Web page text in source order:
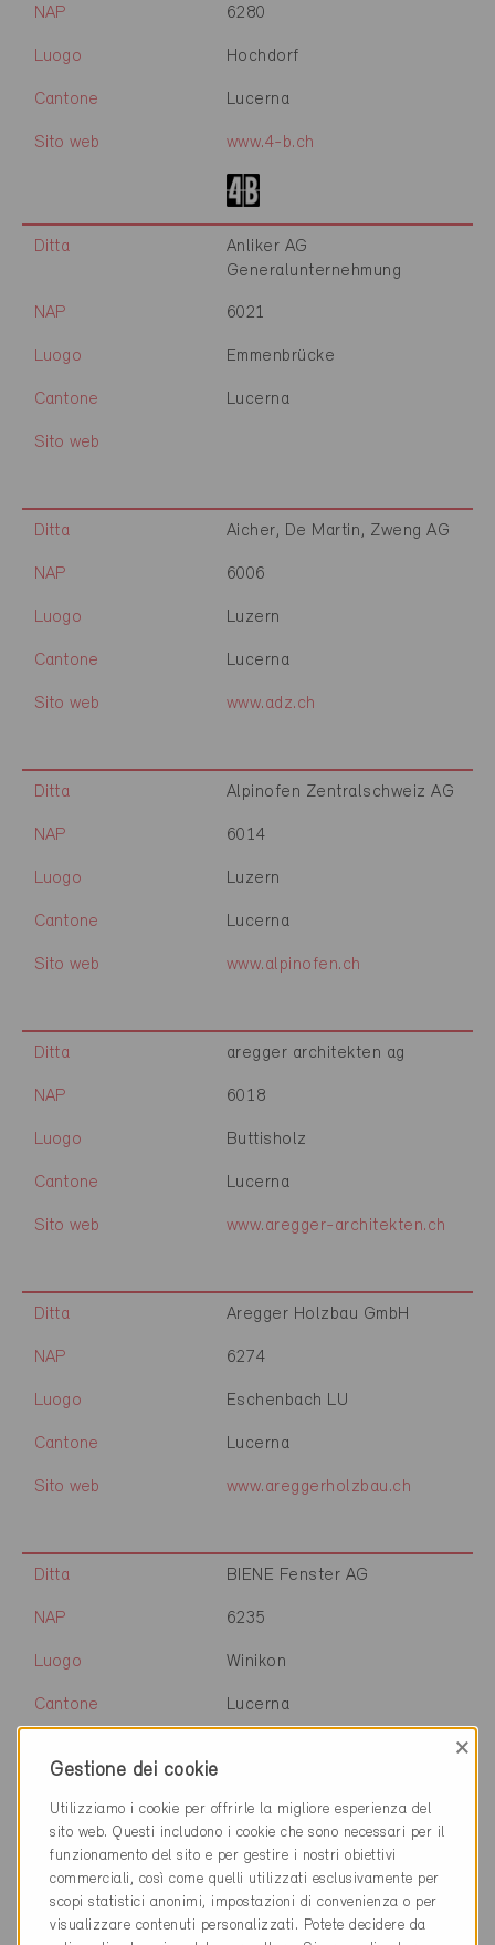
NAP 6280
Luogo Hochdorf
Cantone Lucerna
Sito web www.4-b.ch
Ditta
Anliker AG
Generalunternehmung
NAP 6021
Luogo Emmenbrücke
Cantone Lucerna
Sito web
Ditta Aicher, De Martin, Zweng AG
NAP 6006
Luogo Luzern
Cantone Lucerna
Sito web www.adz.ch
Ditta Alpinofen Zentralschweiz AG
NAP 6014
Luogo Luzern
Cantone Lucerna
Sito web www.alpinofen.ch
Ditta aregger architekten ag
NAP 6018
Luogo Buttisholz
Cantone Lucerna
Sito web www.aregger-architekten.ch
Ditta Aregger Holzbau GmbH
NAP 6274
Luogo Eschenbach LU
Cantone Lucerna
Sito web www.areggerholzbau.ch
Ditta BIENE Fenster AG
NAP 6235
Luogo Winikon
Cantone Lucerna
Ditta e4plus AG
NAP 6010
Luogo Kriens
Gestione dei cookie
×
Utilizziamo i cookie per offrirle la migliore esperienza del
sito web. Questi includono i cookie che sono necessari per il
funzionamento del sito e per gestire i nostri obiettivi
commerciali, così come quelli utilizzati esclusivamente per
scopi statistici anonimi, impostazioni di convenienza o per
visualizzare contenuti personalizzati. Potete decidere da